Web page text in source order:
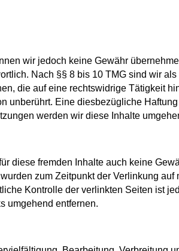
wir jedoch keine Gewähr
Nach §§ 8 bis 10 TMG sind wir
die auf eine rechtswidrige Tätigkeit
unberührt. Eine diesbezügliche
werden wir diese Inhalte
diese fremden Inhalte auch keine
zum Zeitpunkt der Verlinkung auf
Kontrolle der verlinkten Seiten ist
umgehend entfernen.